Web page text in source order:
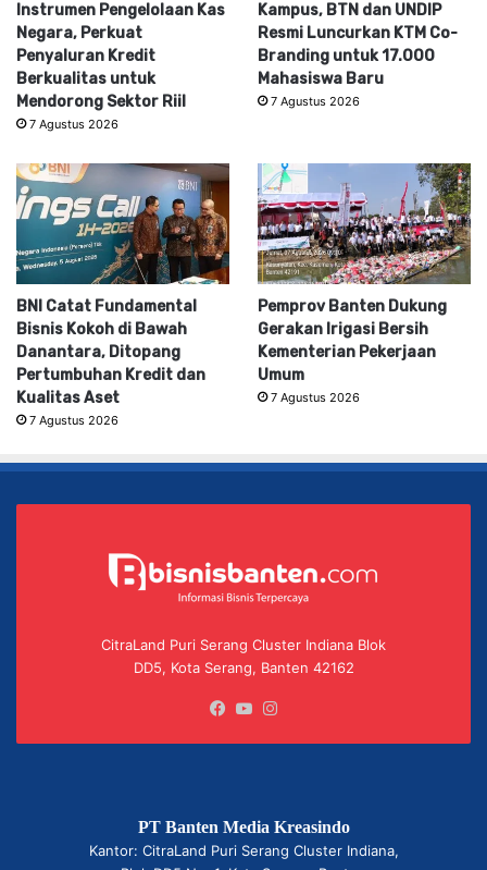
Instrumen Pengelolaan Kas
Negara, Perkuat
Penyaluran Kredit
Berkualitas untuk
Mendorong Sektor Riil
7 Agustus 2026
Kampus, BTN dan UNDIP
Resmi Luncurkan KTM Co-
Branding untuk 17.000
Mahasiswa Baru
7 Agustus 2026
BNI Catat Fundamental
Bisnis Kokoh di Bawah
Danantara, Ditopang
Pertumbuhan Kredit dan
Kualitas Aset
7 Agustus 2026
Pemprov Banten Dukung
Gerakan Irigasi Bersih
Kementerian Pekerjaan
Umum
7 Agustus 2026
CitraLand Puri Serang Cluster Indiana Blok
DD5, Kota Serang, Banten 42162
Facebook
YouTube
PT Banten Media Kreasindo
Kantor: CitraLand Puri Serang Cluster Indiana,